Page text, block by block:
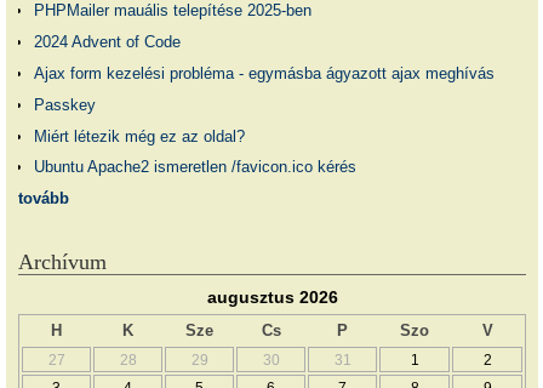
PHPMailer mauális telepítése 2025-ben
2024 Advent of Code
Ajax form kezelési probléma - egymásba ágyazott ajax meghívás
Passkey
Miért létezik még ez az oldal?
Ubuntu Apache2 ismeretlen /favicon.ico kérés
tovább
Archívum
augusztus 2026
H K Sze Cs P Szo V
27 28 29 30 31 1
2